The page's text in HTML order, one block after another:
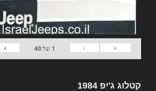
«
‹
1 של40
›
קטלוג ג'יפ 1984